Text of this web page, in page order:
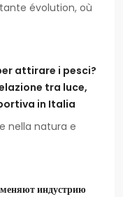
évolution, où
attirare i pesci?
tra luce,
in Italia
nella natura e
меняют индустрию